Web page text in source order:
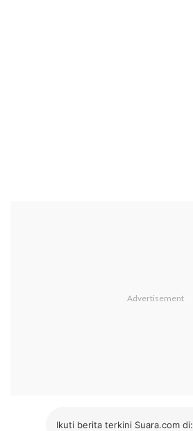
Ikuti berita terkini Suara.com di: